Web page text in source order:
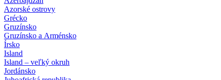
Azorské ostrovy
Grécko
Gruzínsko
Gruzínsko a Arménsko
Írsko
Island
Island – veľký okruh
Jordánsko